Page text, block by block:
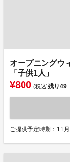
オープニングウ
「子供1人」
¥800 (税込)残り49
ご提供予定時期：11月